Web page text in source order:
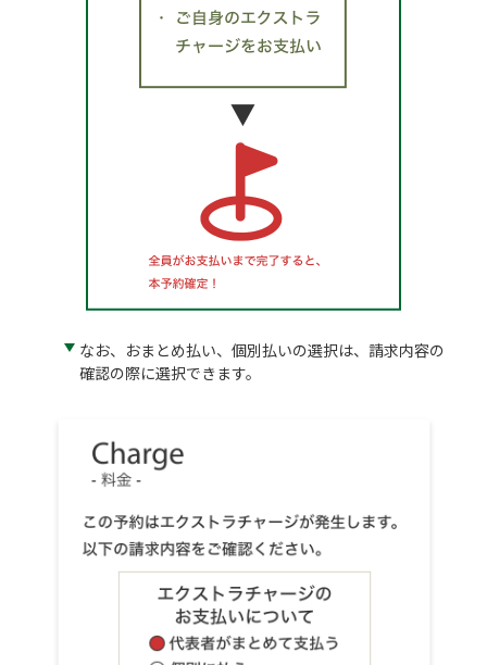
なお、おまとめ払い、個別払いの選択は、請求内容の
確認の際に選択できます。